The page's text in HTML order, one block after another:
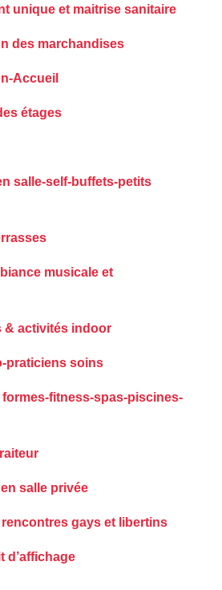
unique et maitrise sanitaire
des marchandises
Accueil
étages
salle-self-buffets-petits
musicale et
& activités indoor
praticiens soins
formes-fitness-spas-piscines-
salle privée
rencontres gays et libertins
d’affichage